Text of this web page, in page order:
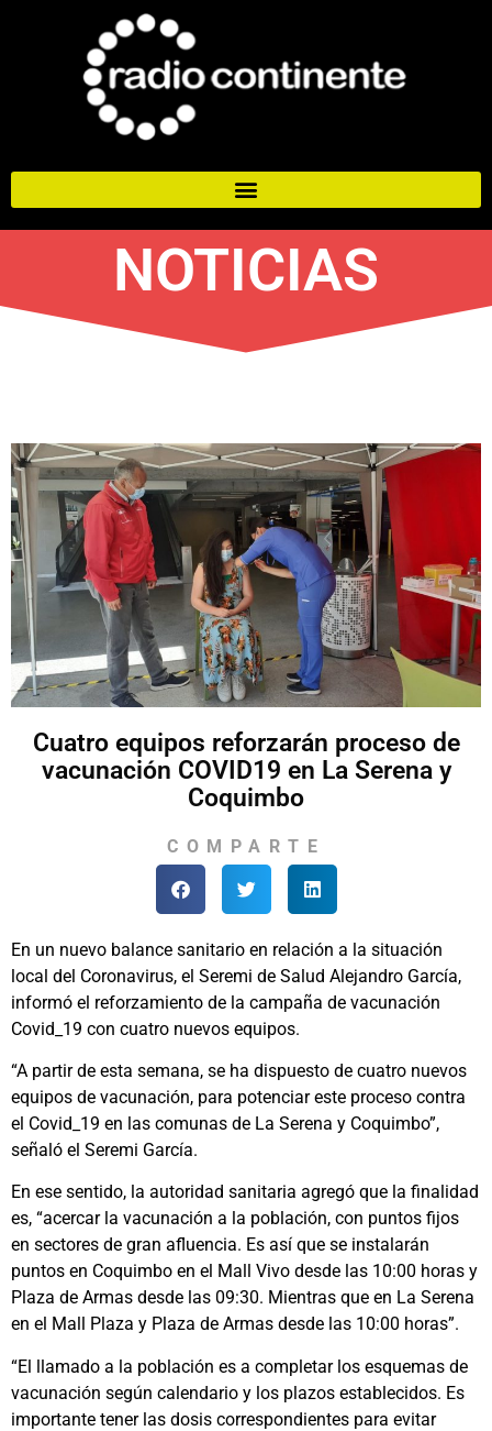
NOTICIAS
Cuatro equipos reforzarán proceso de
vacunación COVID19 en La Serena y
Coquimbo
COMPARTE
En un nuevo balance sanitario en relación a la situación
local del Coronavirus, el Seremi de Salud Alejandro García,
informó el reforzamiento de la campaña de vacunación
Covid_19 con cuatro nuevos equipos.
“A partir de esta semana, se ha dispuesto de cuatro nuevos
equipos de vacunación, para potenciar este proceso contra
el Covid_19 en las comunas de La Serena y Coquimbo”,
señaló el Seremi García.
En ese sentido, la autoridad sanitaria agregó que la finalidad
es, “acercar la vacunación a la población, con puntos fijos
en sectores de gran afluencia. Es así que se instalarán
puntos en Coquimbo en el Mall Vivo desde las 10:00 horas y
Plaza de Armas desde las 09:30. Mientras que en La Serena
en el Mall Plaza y Plaza de Armas desde las 10:00 horas”.
“El llamado a la población es a completar los esquemas de
vacunación según calendario y los plazos establecidos. Es
importante tener las dosis correspondientes para evitar